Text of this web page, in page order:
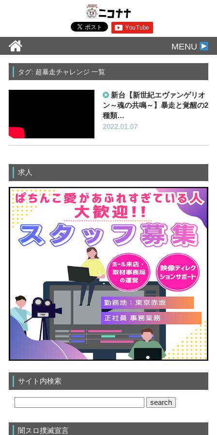
MENU
タグ: 超暴走チャレンジ 一覧
新台【新世紀エヴァンゲリオ
ン～魂の共鳴～】暴走と覚醒の2
種類…
2022.01.07
求人
サイト内検索
闇スロ撲滅宣言